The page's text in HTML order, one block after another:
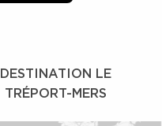
DESTINATION LE
TRÉPORT-MERS